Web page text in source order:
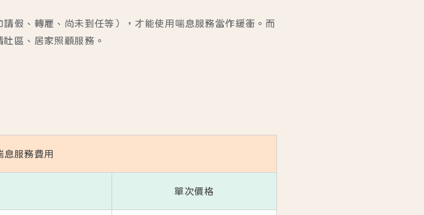
假、轉雇、尚未到任等），才能使用喘息服務當作緩衝。而
區、居家照顧服務。
息服務費用
單次價格